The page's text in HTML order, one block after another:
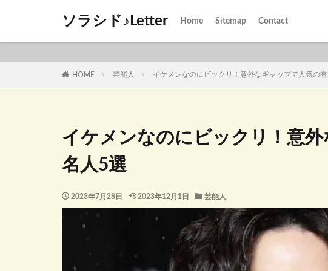
ソラシド♪Letter Home Sitemap Contact
HOME 芸能人 イケメンなのにビックリ！意外なギャップで人気の
イケメンなのにビックリ！意
名人5選
2023年7月28日 2023年12月1日 芸能人